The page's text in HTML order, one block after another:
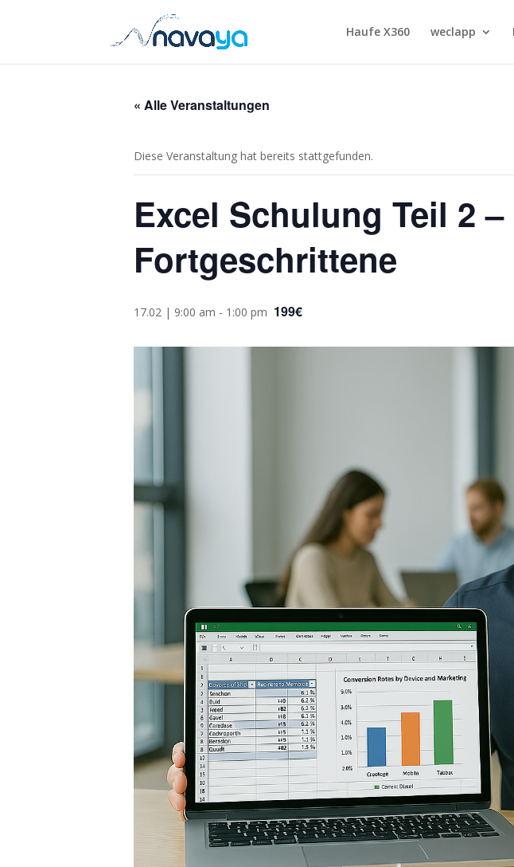
Haufe X360 weclapp
« Alle Veranstaltungen
Diese Veranstaltung hat bereits stattgefunden.
Excel Schulung Teil 2
Fortgeschrittene
17.02 | 9:00 am - 1:00 pm 199€